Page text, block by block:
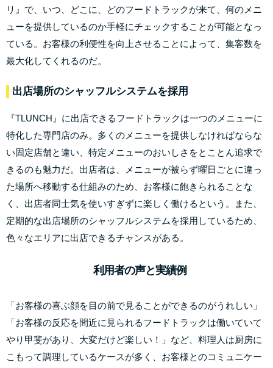
リ』で、いつ、どこに、どのフードトラックが来て、何のメニ
ューを提供しているのか手軽にチェックすることが可能となっ
ている。お客様の利便性を向上させることによって、集客数を
最大化してくれるのだ。
出店場所のシャッフルシステムを採用
『TLUNCH』に出店できるフードトラックは⼀つのメニューに
特化した専⾨店のみ。多くのメニューを提供しなければならな
い固定店舗と違い、特定メニューのおいしさをとことん追求で
きるのも魅⼒だ。出店者は、メニューが被らず曜⽇ごとに違っ
た場所へ移動する仕組みのため、お客様に飽きられることな
く、出店者同⼠気を使いすぎずに楽しく働けるという。また、
定期的な出店場所のシャッフルシステムを採用しているため、
色々なエリアに出店できるチャンスがある。
利用者の声と実績例
「お客様の喜ぶ顔を目の前で見ることができるのがうれしい」
「お客様の反応を間近に見られるフードトラックは働いていて
やり甲斐があり、大変だけど楽しい！」など、料理人は厨房に
こもって調理しているケースが多く、お客様とのコミュニケー